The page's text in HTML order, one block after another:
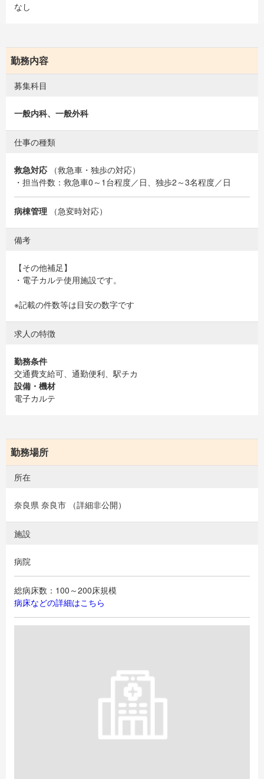
なし
勤務内容
募集科目
一般内科、一般外科
仕事の種類
救急対応 （救急車・独歩の対応）
・担当件数：救急車0～1台程度／日、独歩2～3名程度／日
病棟管理 （急変時対応）
備考
【その他補足】
・電子カルテ使用施設です。
※記載の件数等は目安の数字です
求人の特徴
勤務条件
交通費支給可、通勤便利、駅チカ
設備・機材
電子カルテ
勤務場所
所在
奈良県 奈良市 （詳細非公開）
施設
病院
総病床数：100～200床規模
病床などの詳細はこちら